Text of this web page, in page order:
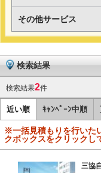
その他サービス
検索結果
検索結果2件
近い順 ｷｬﾝﾍﾟｰﾝ中順
※一括見積もりを行いた
クボックスをクリックし
三協